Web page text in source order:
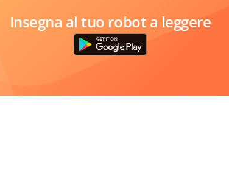
Insegna al tuo robot a leggere